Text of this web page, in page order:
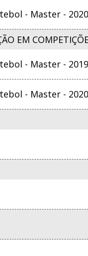
- Master - 2020
EM
- Master - 2019
- Master - 2020